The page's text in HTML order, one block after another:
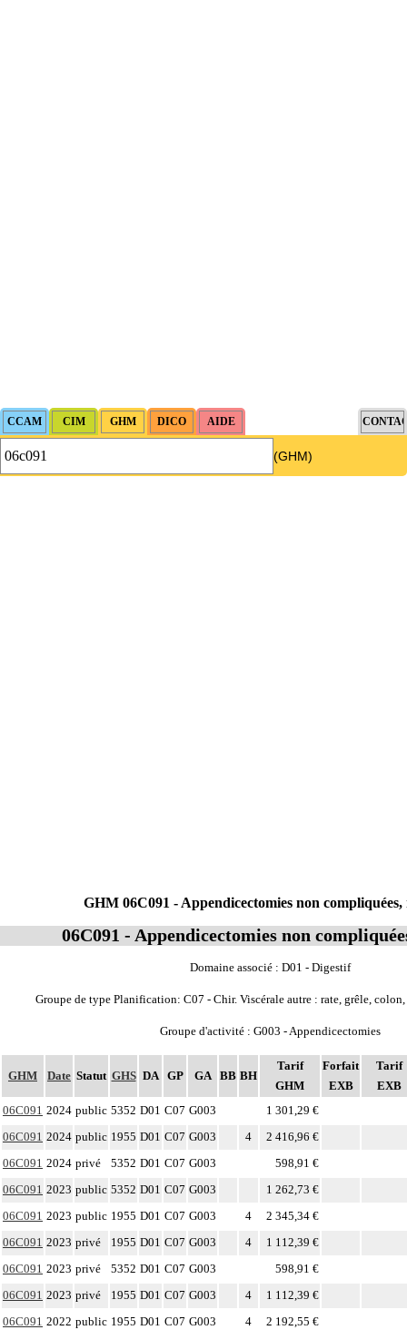
(GHM)
GHM Date Statut GHS DA GP GA BB BH
Tarif
GHM
Forfait
EXB
Tarif
EXB
06C091 2024 public 5352 D01 C07 G003
1 301,29 €
06C091 2024 public 1955 D01 C07 G003 4
2 416,96 €
06C091 2024 privé 5352 D01 C07 G003
598,91 €
06C091 2023 public 5352 D01 C07 G003
1 262,73 €
06C091 2023 public 1955 D01 C07 G003 4
2 345,34 €
06C091 2023 privé 1955 D01 C07 G003 4
1 112,39 €
06C091 2023 privé 5352 D01 C07 G003
598,91 €
06C091 2023 privé 1955 D01 C07 G003 4
1 112,39 €
06C091 2022 public 1955 D01 C07 G003 4
2 192,55 €
GHM 06C091 - Appendicectomies non compliquées,
06C091 - Appendicectomies non
Domaine associé : D01 - Digestif
Groupe de type Planification: C07 - Chir. Viscérale autre : rate, grêle,
Groupe d'activité : G003 - Appendicectomies